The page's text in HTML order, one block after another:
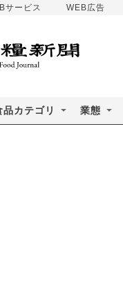
サービス WEB広告
品カテゴリ 業態